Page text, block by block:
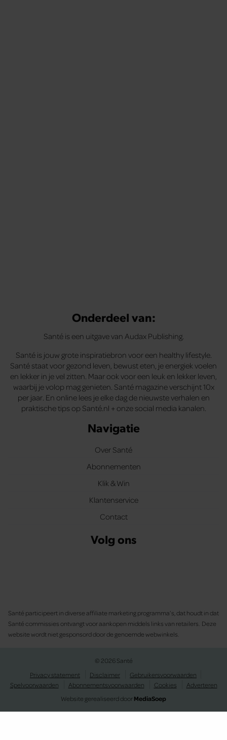
Onderdeel van:
Santé is een uitgave van Audax Publishing.
Santé is jouw grote inspiratiebron voor een healthy lifestyle.
Santé staat voor gezond leven, bewust eten, je energiek voelen
en lekker in je vel zitten. Maar ook voor een leuk en lekker leven,
waarbij je volop mag genieten. Santé magazine verschijnt 10x
per jaar. En online lees je elke dag de nieuwste verhalen en
praktische tips op Santé.nl + onze social media kanalen.
Navigatie
Over Santé
Abonnementen
Klik & Win
Klantenservice
Contact
Volg ons
Santé participeert in diverse affiliate marketing programma’s, dat houdt in dat
Santé commissies ontvangt voor aankopen middels links van retailers. Deze
website wordt niet gesponsord door de genoemde webwinkels.
© 2026 Santé
Privacy statement
Disclaimer
Gebruikersvoorwaarden
Spelvoorwaarden
Abonnementsvoorwaarden Cookies
Adverteren
Website gerealiseerd doorMediaSoep